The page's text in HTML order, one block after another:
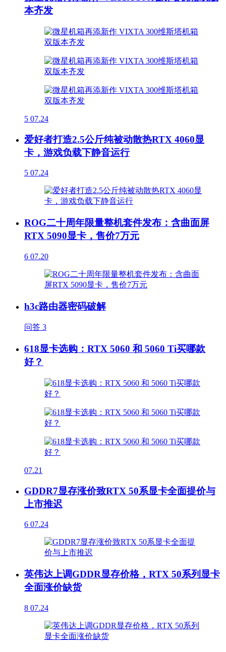
本齐发
5 07.24
爱好者打造2.5公斤纯被动散热RTX 4060显
卡，游戏负载下静音运行
5 07.24
ROG二十周年限量整机套件发布：含曲面屏
RTX 5090显卡，售价7万元
6 07.20
h3c路由器密码破解
问答 3
618显卡选购：RTX 5060 和 5060 Ti买哪款
好？
07.21
GDDR7显存涨价致RTX 50系显卡全面提价与
上市推迟
6 07.24
英伟达上调GDDR显存价格，RTX 50系列显卡
全面涨价缺货
8 07.24